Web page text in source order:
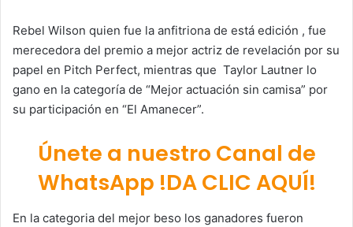
Rebel Wilson quien fue la anfitriona de está edición , fue
merecedora del premio a mejor actriz de revelación por su
papel en Pitch Perfect, mientras que Taylor Lautner lo
gano en la categoría de “Mejor actuación sin camisa” por
su participación en “El Amanecer”.
Únete a nuestro Canal de
WhatsApp !DA CLIC AQUÍ!
En la categoria del mejor beso los ganadores fueron